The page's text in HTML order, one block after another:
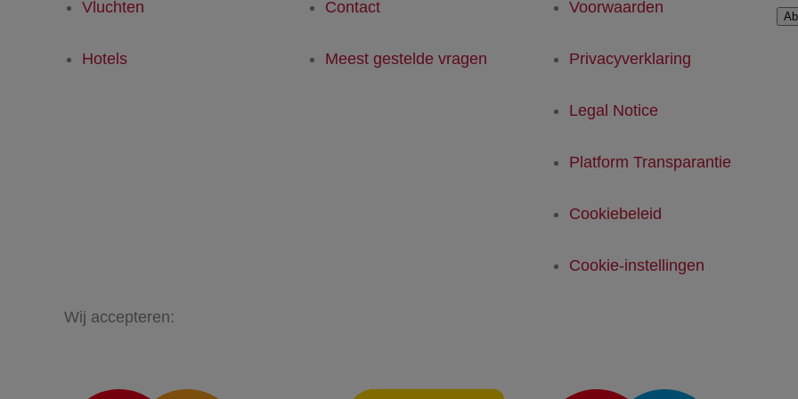
Vluchten
Hotels
Contact
Meest gestelde vragen
Voorwaarden
Privacyverklaring
Legal Notice
Platform Transparantie
Cookiebeleid
Cookie-instellingen
Wij accepteren: